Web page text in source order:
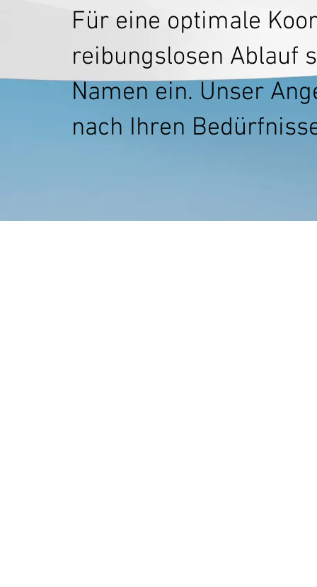
Für eine optimale
reibungslosen Ablauf
Namen ein. Unser
nach Ihren